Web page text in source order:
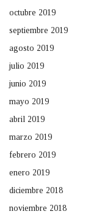
octubre 2019
septiembre 2019
agosto 2019
julio 2019
junio 2019
mayo 2019
abril 2019
marzo 2019
febrero 2019
enero 2019
diciembre 2018
noviembre 2018